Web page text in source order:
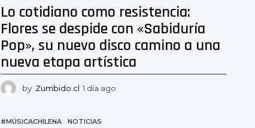
g
Lo cotidiano como resistencia:
Flores se despide con «Sabiduría
Pop», su nuevo disco camino a una
nueva etapa artística
by Zumbido.cl 1 día ago
#MÚSICACHILENA ,NOTICIAS